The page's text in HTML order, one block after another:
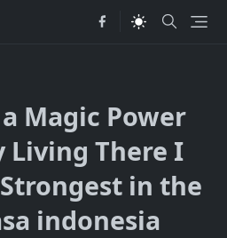
Magic Power
Living There I
in the
indonesia